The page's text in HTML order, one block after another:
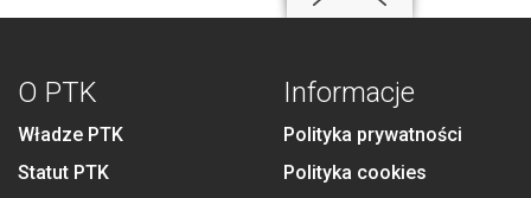
O PTK
Władze PTK
Statut PTK
Informacje
Polityka prywatności
Polityka cookies